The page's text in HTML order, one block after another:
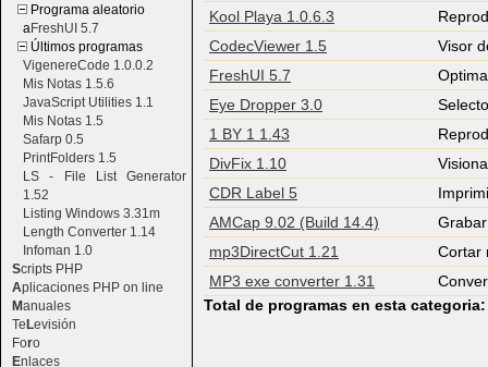
Programa aleatorio
aFreshUI 5.7
Últimos programas
VigenereCode 1.0.0.2
Mis Notas 1.5.6
JavaScript Utilities 1.1
Mis Notas 1.5
Safarp 0.5
PrintFolders 1.5
LS - File List Generator
1.52
Listing Windows 3.31m
Length Converter 1.14
Infoman 1.0
Scripts PHP
Aplicaciones PHP on line
Manuales
TeLevisión
Foro
Enlaces
Kool Playa 1.0.6.3
CodecViewer 1.5
Visor
FreshUI 5.7
Eye Dropper 3.0
1 BY 1 1.43
DivFix 1.10
CDR Label 5
AMCap 9.02 (Build 14.4)
mp3DirectCut 1.21
Cortar
MP3 exe converter 1.31
Total de programas en esta